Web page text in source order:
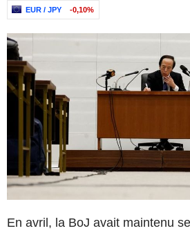
EUR / JPY -0,10%
En avril, la BoJ avait maintenu